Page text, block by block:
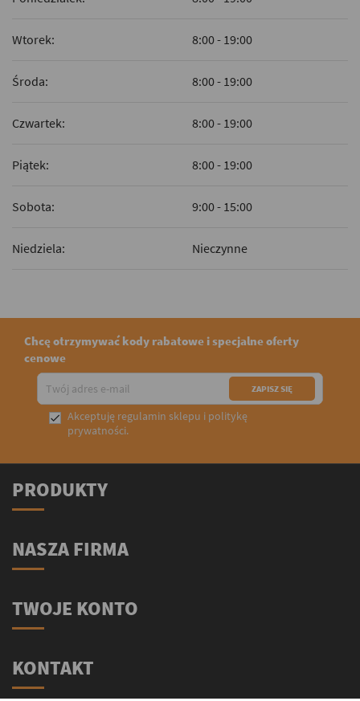
Wtorek: 8:00 - 19:00
Środa: 8:00 - 19:00
Czwartek: 8:00 - 19:00
Piątek: 8:00 - 19:00
Sobota: 9:00 - 15:00
Niedziela: Nieczynne
Chcę otrzymywać kody rabatowe i specjalne oferty
cenowe
 Akceptuję regulamin sklepu i politykę
prywatności.
PRODUKTY
NASZA FIRMA
TWOJE KONTO
KONTAKT